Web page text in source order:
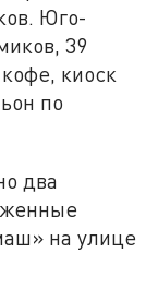
Юго-
39
киоск
по
два
на улице